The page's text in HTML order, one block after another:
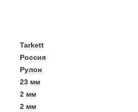
Tarkett
Россия
Рулон
23 мм
2 мм
2 мм